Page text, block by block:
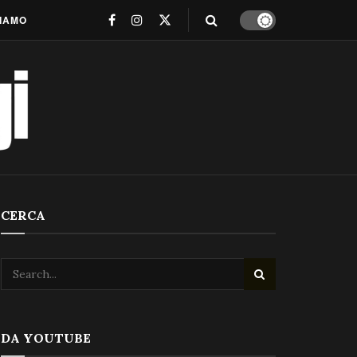
CERCA
DA YOUTUBE